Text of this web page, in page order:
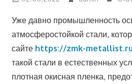
Уже давно промышленность
атмосферостойкой стали,
сайте https://zmk-metallist.ru
такой стали в естественных
плотная окисная пленка,